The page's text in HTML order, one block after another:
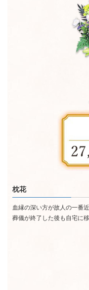
枕花
血縁の深い方が故人の一番
葬儀が終了した後も自宅に